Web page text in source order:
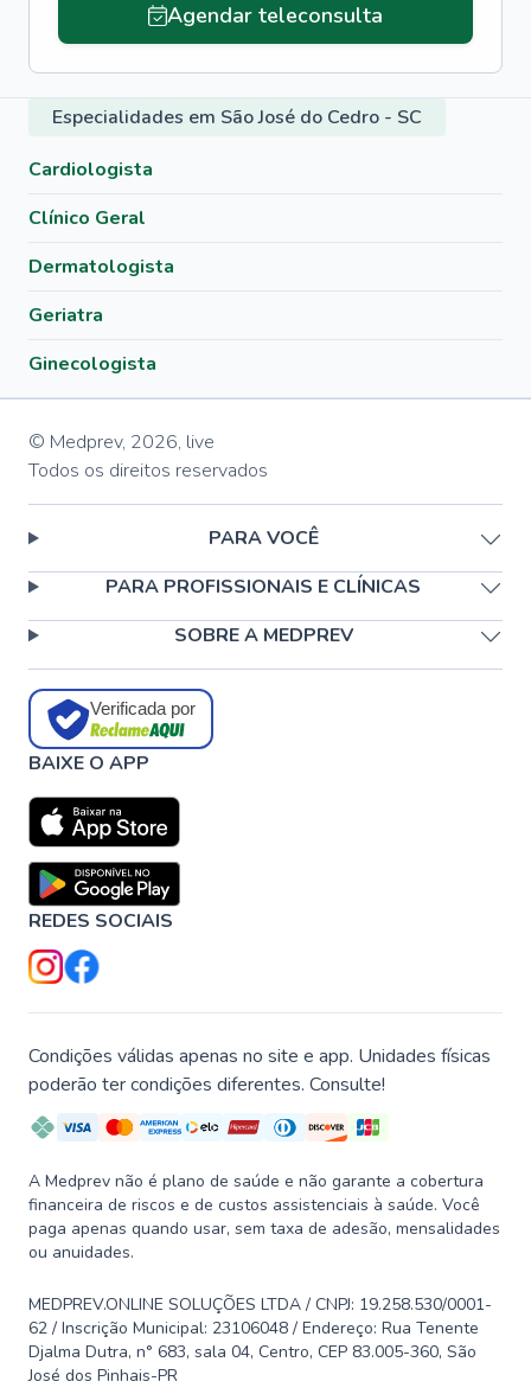
Agendar teleconsulta
Especialidades em São José do Cedro - SC
Cardiologista
Clínico Geral
Dermatologista
Geriatra
Ginecologista
© Medprev, 2026, live
Todos os direitos reservados
PARA VOCÊ
PARA PROFISSIONAIS E CLÍNICAS
SOBRE A MEDPREV
Verificada por
BAIXE O APP
REDES SOCIAIS
Condições válidas apenas no site e app. Unidades físicas
poderão ter condições diferentes. Consulte!
A Medprev não é plano de saúde e não garante a cobertura
financeira de riscos e de custos assistenciais à saúde. Você
paga apenas quando usar, sem taxa de adesão, mensalidades
ou anuidades.
MEDPREV.ONLINE SOLUÇÕES LTDA / CNPJ: 19.258.530/0001-
62 / Inscrição Municipal: 23106048 / Endereço: Rua Tenente
Djalma Dutra, n° 683, sala 04, Centro, CEP 83.005-360, São
José dos Pinhais-PR